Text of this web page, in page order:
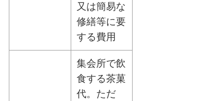
又は簡易な
修繕等に要
する費用
集会所で飲
食する茶菓
代。ただ